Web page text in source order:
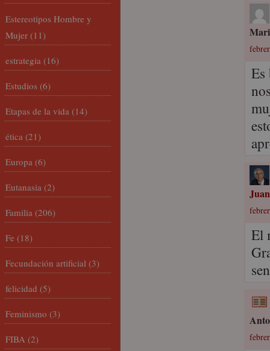
Es
El
Estereotipos Hombre y
Mujer (11)
estrategia (16)
Estudios (6)
Etapas de la vida (14)
ética (21)
Europa (6)
Eutanasia (2)
Familia (206)
Fe (18)
Fecundación artificial (3)
felicidad (5)
Feminismo (3)
FIBA (2)